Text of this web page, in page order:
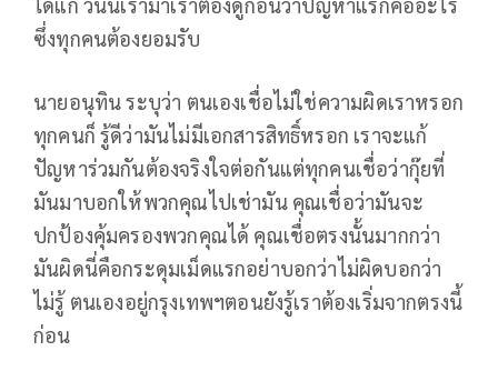
ซึ่งทุกคนต้องยอมรับ
นายอนุทิน ระบุว่า ตนเองเชื่อไม่ใช่ความผิดเราหรอก
ทุกคนก็ รู้ดีว่ามันไม่มีเอกสารสิทธิ์หรอก เราจะแก้
ปัญหาร่วมกันต้องจริงใจต่อกันแต่ทุกคนเชื่อว่ากุ๊ยที่
มันมาบอกให้พวกคุณไปเช่ามัน คุณเชื่อว่ามันจะ
ปกป้องคุ้มครองพวกคุณได้ คุณเชื่อตรงนั้นมากกว่า
มันผิดนี่คือกระดุมเม็ดแรกอย่าบอกว่าไม่ผิดบอกว่า
ไม่รู้ ตนเองอยู่กรุงเทพฯตอนยังรู้เราต้องเริ่มจากตรงนี้
ก่อน